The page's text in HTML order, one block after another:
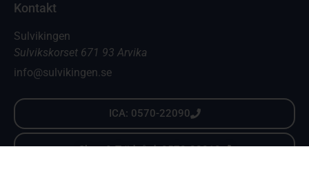
Kontakt
Sulvikingen
Sulvikskorset 671 93 Arvika
info@sulvikingen.se
ICA: 0570-22090
Skog & Trädgård: 0570-22010